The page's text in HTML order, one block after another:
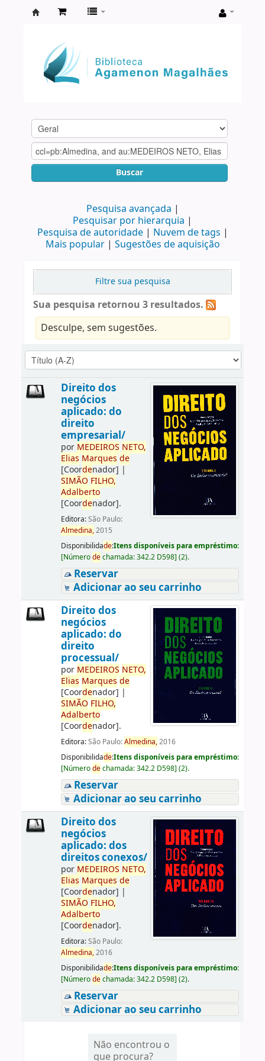
Agamenon
Magalhães
Buscar
Pesquisa avançada
Pesquisar por hierarquia
Pesquisa de autoridade
Nuvem de tags
Mais popular
Sugestões de aquisição
Filtre sua pesquisa
Sua pesquisa retornou 3 resultados.
Desculpe, sem sugestões.
Direito dos
negócios
aplicado: do
direito
empresarial/
por MEDEIROS NETO,
Elias Marques de
[Coordenador] |
SIMÃO FILHO,
Adalberto
[Coordenador].
Editora:São Paulo:
Almedina,2015
Disponibilidade:Itens disponíveis para empréstimo:
[Númerodechamada:342.2 D598] (2).
Reservar
Adicionar ao seu carrinho
Direito dos
negócios
aplicado: do
direito
processual/
por MEDEIROS NETO,
Elias Marques de
[Coordenador] |
SIMÃO FILHO,
Adalberto
[Coordenador].
Editora:São Paulo:Almedina,2016
Disponibilidade:Itens disponíveis para empréstimo:
[Númerodechamada:342.2 D598] (2).
Reservar
Adicionar ao seu carrinho
Direito dos
negócios
aplicado: dos
direitos conexos/
por MEDEIROS NETO,
Elias Marques de
[Coordenador] |
SIMÃO FILHO,
Adalberto
[Coordenador].
Editora:São Paulo:
Almedina,2016
Disponibilidade:Itens disponíveis para empréstimo:
[Númerodechamada:342.2 D598] (2).
Reservar
Adicionar ao seu carrinho
Não encontrou o
que procura?